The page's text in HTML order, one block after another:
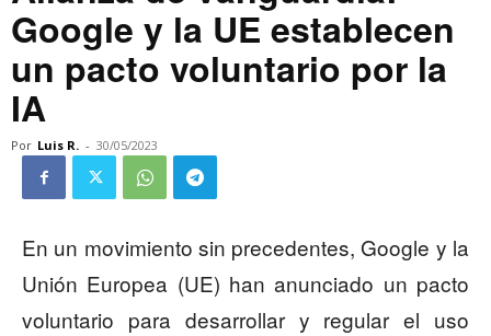
Google y la UE establecen
un pacto voluntario por la
IA
Por Luis R. - 30/05/2023
En un movimiento sin precedentes, Google y la
Unión Europea (UE) han anunciado un pacto
voluntario para desarrollar y regular el uso